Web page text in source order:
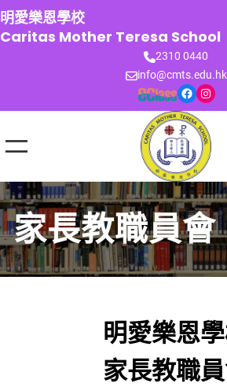
跳
至
主
明愛樂恩學校
Caritas Mother Teresa School
2310 0440
info@cmts.edu.hk
Facebook Instagram
家長教職員會
明愛樂恩
家長教職